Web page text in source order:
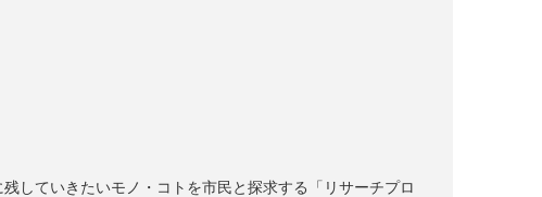
していきたいモノ・コトを市民と探求する「リサーチプロ